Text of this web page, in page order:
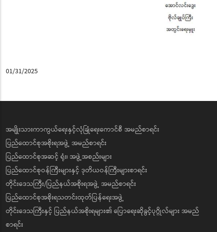
01/31/2025
အမျိုးသားကာကွယ်ရေးနှင့်လုံခြုံရေးကောင်စီ အမည်စာရင်း
ပြည်ထောင်စုအစိုးရအဖွဲ့ အမည်စာရင်း
ပြည်ထောင်စုအဆင့် ရုံး၊ အဖွဲ့အစည်းများ
ပြည်ထောင်စုဝန်ကြီးများနှင့် ဒုတိယဝန်ကြီးများစာရင်း
တိုင်းဒေသကြီး/ပြည်နယ်အစိုးရအဖွဲ့ အမည်စာရင်း
ပြည်ထောင်စုအစိုးရသတင်းထုတ်ပြန်ရေးအဖွဲ့
တိုင်းဒေသကြီးနှင့် ပြည်နယ်အစိုးရများ၏ ပြောရေးဆိုခွင့်ပုဂ္ဂိုလ်များ အမည်
စာရင်း